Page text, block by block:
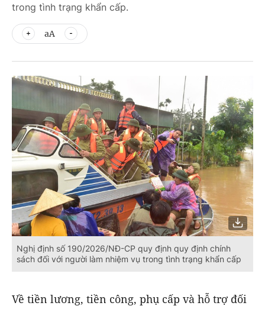
trong tình trạng khẩn cấp.
aA
Nghị định số 190/2026/NĐ-CP quy định quy định chính
sách đối với người làm nhiệm vụ trong tình trạng khẩn cấp
Về tiền lương, tiền công, phụ cấp và hỗ trợ đối